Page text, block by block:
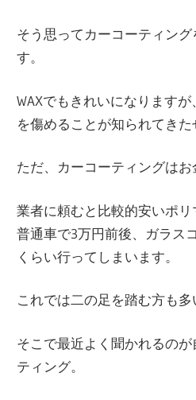
そう思ってカーコーティン
す。
WAXでもきれいになります
を傷めることが知られてきた
ただ、カーコーティングはお
業者に頼むと比較的安いポ
普通車で3万円前後、ガラス
くらい行ってしまいます。
これでは二の足を踏む方も多
そこで最近よく聞かれるの
ティング。